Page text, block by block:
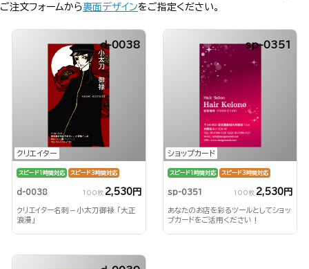
ご注文フォームから裏面デザインをご指定ください。
クリエイター
d-0038
スピード1時間対応 スピード3時間対応
d-0038 100枚 2,530円
クリエイター名刺－小太刀御禄 「大正
浪漫」
ショップカード
sp-0351
スピード1時間対応 スピード3時間対応
sp-0351 100枚 2,530円
あなたのお店を彩るツールとしてショッ
プカードをご活用ください！